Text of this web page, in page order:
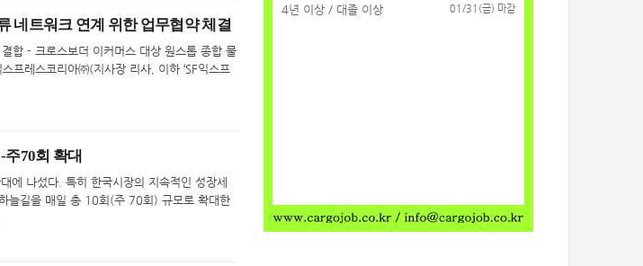
네트워크 연계 위한 업무협약 체결
합 - 크로스보더 이커머스 대상 원스톱 종합 물
프레스코리아㈜(지사장 리사, 이하 ‘SF익스프
70회 확대
에 나섰다. 특히 한국시장의 지속적인 성장세
늘길을 매일 총 10회(주 70회) 규모로 확대한
4년 이상 / 대졸 이상
01/31(금) 마감